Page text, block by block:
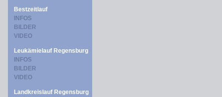
Bestzeitlauf
INFOS
BILDER
VIDEO
Leukämielauf Regensburg
INFOS
BILDER
VIDEO
Landkreislauf Regensburg